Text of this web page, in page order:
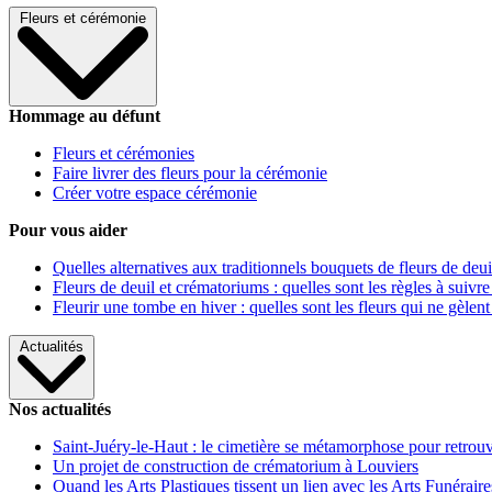
Fleurs et cérémonie
Hommage au défunt
Fleurs et cérémonies
Faire livrer des fleurs pour la cérémonie
Créer votre espace cérémonie
Pour vous aider
Quelles alternatives aux traditionnels bouquets de fleurs de
Fleurs de deuil et crématoriums : quelles sont les règles à
Fleurir une tombe en hiver : quelles sont les fleurs qui ne gèlent
Actualités
Nos actualités
Saint-Juéry-le-Haut : le cimetière se métamorphose pour
Un projet de construction de crématorium à Louviers
Quand les Arts Plastiques tissent un lien avec les Arts